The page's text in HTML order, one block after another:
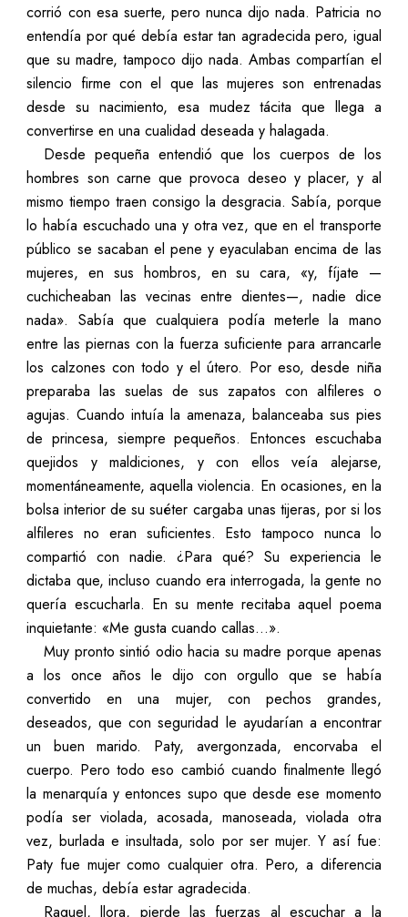
corrió con esa suerte, pero nunca dijo nada. Patricia no
entendía por qué debía estar tan agradecida pero, igual
que su madre, tampoco dijo nada. Ambas compartían el
silencio firme con el que las mujeres son entrenadas
desde su nacimiento, esa mudez tácita que llega a
convertirse en una cualidad deseada y halagada.
Desde pequeña entendió que los cuerpos de los
hombres son carne que provoca deseo y placer, y al
mismo tiempo traen consigo la desgracia. Sabía, porque
lo había escuchado una y otra vez, que en el transporte
público se sacaban el pene y eyaculaban encima de las
mujeres, en sus hombros, en su cara, «y, fíjate —
cuchicheaban las vecinas entre dientes—, nadie dice
nada». Sabía que cualquiera podía meterle la mano
entre las piernas con la fuerza suficiente para arrancarle
los calzones con todo y el útero. Por eso, desde niña
preparaba las suelas de sus zapatos con alfileres o
agujas. Cuando intuía la amenaza, balanceaba sus pies
de princesa, siempre pequeños. Entonces escuchaba
quejidos y maldiciones, y con ellos veía alejarse,
momentáneamente, aquella violencia. En ocasiones, en la
bolsa interior de su suéter cargaba unas tijeras, por si los
alfileres no eran suficientes. Esto tampoco nunca lo
compartió con nadie. ¿Para qué? Su experiencia le
dictaba que, incluso cuando era interrogada, la gente no
quería escucharla. En su mente recitaba aquel poema
inquietante: «Me gusta cuando callas…».
Muy pronto sintió odio hacia su madre porque apenas
a los once años le dijo con orgullo que se había
convertido en una mujer, con pechos grandes,
deseados, que con seguridad le ayudarían a encontrar
un buen marido. Paty, avergonzada, encorvaba el
cuerpo. Pero todo eso cambió cuando finalmente llegó
la menarquía y entonces supo que desde ese momento
podía ser violada, acosada, manoseada, violada otra
vez, burlada e insultada, solo por ser mujer. Y así fue:
Paty fue mujer como cualquier otra. Pero, a diferencia
de muchas, debía estar agradecida.
Raquel, llora, pierde las fuerzas al escuchar a la